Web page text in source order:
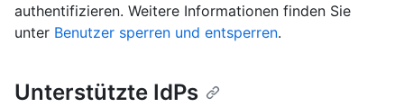
authentifizieren. Weitere Informationen finden Sie
unter Benutzer sperren und entsperren.
Unterstützte IdPs